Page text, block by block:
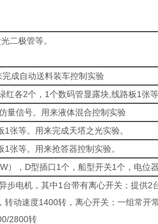
二极管等。
成自动送料装车控制实验
红各2个，1个数码管显露块,线路板1张
量信号。用来液体混合控制实验
张等。用来完成天塔之光实验。
张等。用来抢答器控制实验。
），D型插口1个，船型开关1个，电位
步电机，其中1台带有离心开关；提供2
动速度1400转，离心开关：一组常开
2800转